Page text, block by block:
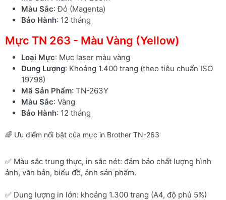
Màu Sắc: Đỏ (Magenta)
Bảo Hành: 12 tháng
Mực TN 263 - Màu Vàng (Yellow)
Loại Mực: Mực laser màu vàng
Dung Lượng: Khoảng 1.400 trang (theo tiêu chuẩn ISO
19798)
Mã Sản Phẩm: TN-263Y
Màu Sắc: Vàng
Bảo Hành: 12 tháng
🌈 Ưu điểm nổi bật của mực in Brother TN-263
✅ Màu sắc trung thực, in sắc nét: đảm bảo chất lượng hình
ảnh, văn bản, biểu đồ, ảnh sản phẩm.
✅ Dung lượng in lớn: khoảng 1.300 trang (A4, độ phủ 5%)